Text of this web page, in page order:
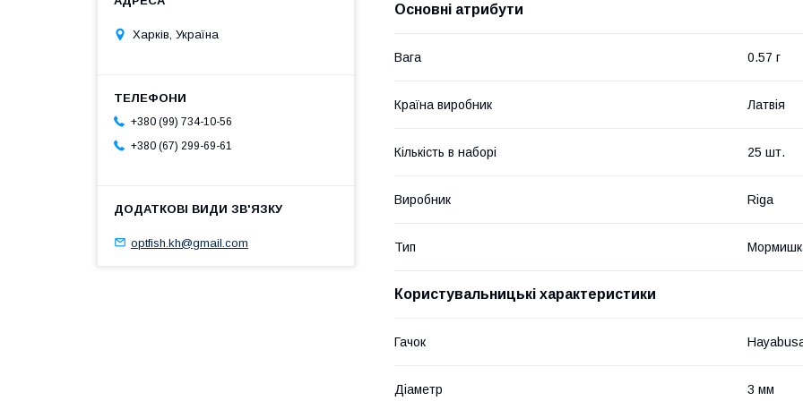
Основні атрибути
Вага 0.57 г
Країна виробник Латвія
Кількість в наборі 25 шт.
Виробник Riga
Тип
Користувальницькі характеристики
Гачок
Діаметр 3 мм
Харків, Україна
+380 (99) 734-10-56
+380 (67) 299-69-61
optfish.kh@gmail.com